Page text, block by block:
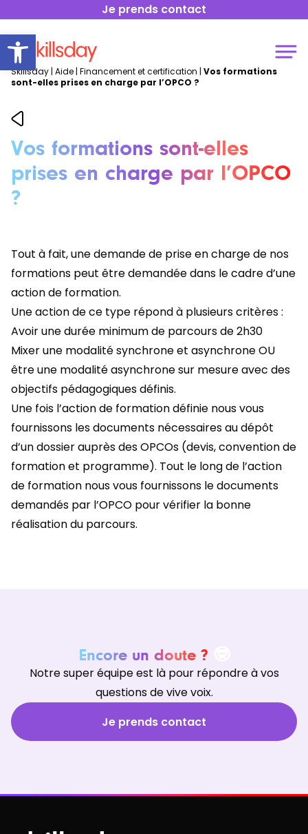
Je prends contact
Skillsday | Aide | Financement et certification | Vos formations
sont-elles prises en charge par l’OPCO ?
Vos formations sont-elles
prises en charge par l’OPCO
?
Tout à fait, une demande de prise en charge de nos
formations peut être demandée dans le cadre d’une
action de formation.
Une action de ce type répond à plusieurs critères :
Avoir une durée minimum de parcours de 2h30
Mixer une modalité synchrone et asynchrone OU
être une modalité asynchrone sur mesure avec des
objectifs pédagogiques définis.
Une fois l’action de formation définie nous vous
fournissons les documents nécessaires au dépôt
d’un dossier auprès des OPCOs (devis, convention de
formation et programme). Tout le long de l’action
de formation nous vous fournissons le documents
demandés par l’OPCO pour vérifier la bonne
réalisation du parcours.
Encore un doute ?
Notre super équipe est là pour répondre à vos
questions de vive voix.
Je prends contact
Open toolbar